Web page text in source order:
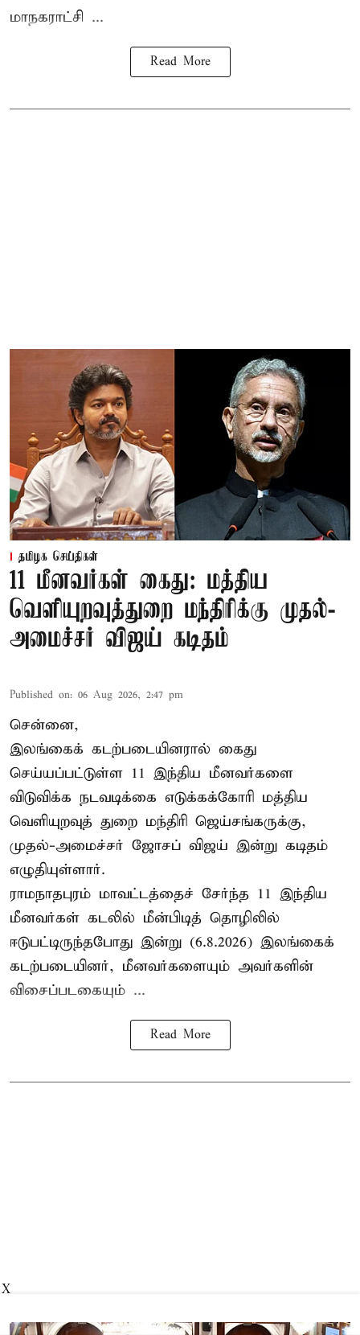
மாநகராட்சி ...
Read More
தமிழக செய்திகள்
11 மீனவர்கள் கைது: மத்திய
வெளியுறவுத்துறை மந்திரிக்கு முதல்-
அமைச்சர் விஜய் கடிதம்
Published on: 06 Aug 2026, 2:47 pm
சென்னை,
இலங்கைக் கடற்படையினரால் கைது
செய்யப்பட்டுள்ள 11 இந்திய மீனவர்களை
விடுவிக்க நடவடிக்கை எடுக்கக்கோரி மத்திய
வெளியுறவுத் துறை மந்திரி ஜெய்சங்கருக்கு,
முதல்-அமைச்சர் ஜோசப் விஜய் இன்று கடிதம்
எழுதியுள்ளார்.
ராமநாதபுரம் மாவட்டத்தைச் சேர்ந்த 11 இந்திய
மீனவர்கள் கடலில் மீன்பிடித் தொழிலில்
ஈடுபட்டிருந்தபோது இன்று (6.8.2026) இலங்கைக்
கடற்படையினர், மீனவர்களையும் அவர்களின்
விசைப்படகையும் ...
Read More
X